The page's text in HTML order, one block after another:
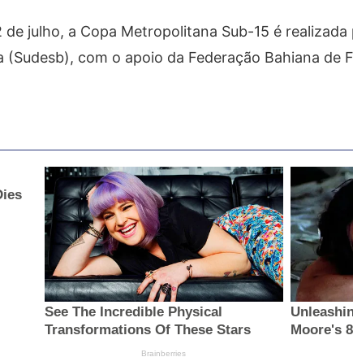
julho, a Copa Metropolitana Sub-15 é
com o apoio da Federação Bahiana de